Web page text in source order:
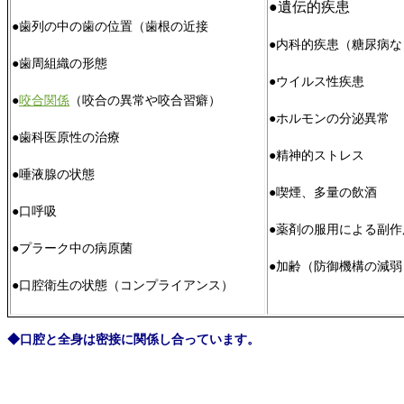
●歯列の中の歯の位置（歯根の近接
●歯周組織の形態
●咬合関係 （咬合の異常や咬合習癖）
●歯科医原性の治療
●唾液腺の状態
●口呼吸
●プラーク中の病原菌
●口腔衛生の状態（コンプライアンス）
●遺伝的疾患
●内科的疾患（糖尿病な
●ウイルス性疾患
●ホルモンの分泌異常
●精神的ストレス
●喫煙、多量の飲酒
●薬剤の服用による副作
●加齢（防御機構の減弱
◆口腔と全身は密接に関係し合っています。